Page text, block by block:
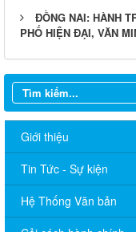
ĐỒNG NAI: HÀNH
PHỐ HIỆN ĐẠI, VĂN
Giới thiệu
Tin Tức - Sự kiện
Hệ Thống Văn bản
Sở Ngoại vụ thông
vụ công chức năm 2026
TÍCH CỰC HƯỞNG